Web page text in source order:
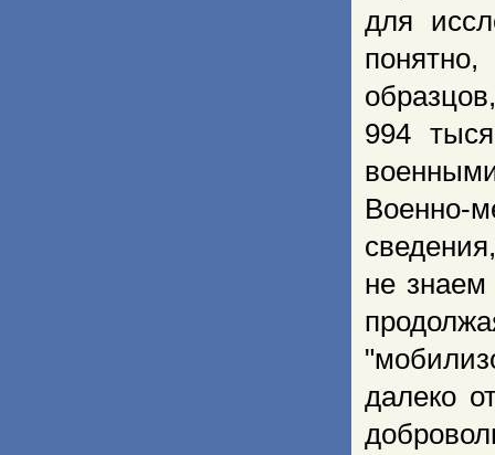
для
994
не
далеко